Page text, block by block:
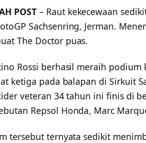
POST – Raut kekecewaan
Sachsenring, Jerman.
The Doctor puas.
Rossi berhasil meraih
ketiga pada balapan di Sirkuit
veteran 34 tahun ini finis di
Repsol Honda, Marc
tersebut ternyata sedikit